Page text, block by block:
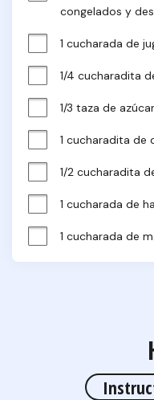
congelados y
1 cucharada de
1/4 cucharadita
1/3 taza de
1 cucharadita de
1/2 cucharadita
1 cucharada de
1 cucharada de